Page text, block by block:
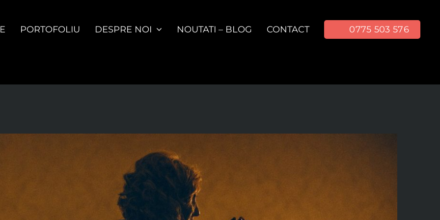
PORTOFOLIU DESPRE NOI NOUTATI – BLOG CONTACT 0775 503 576